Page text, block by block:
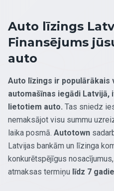
Auto līzings
Finansējums
auto
Auto līzings ir populārākais
automašīnas iegādi Latvijā,
lietotiem auto. Tas sniedz
nemaksājot visu summu
laika posmā. Autotown
Latvijas bankām un līzinga
konkurētspējīgus
atmaksas termiņu līdz 7